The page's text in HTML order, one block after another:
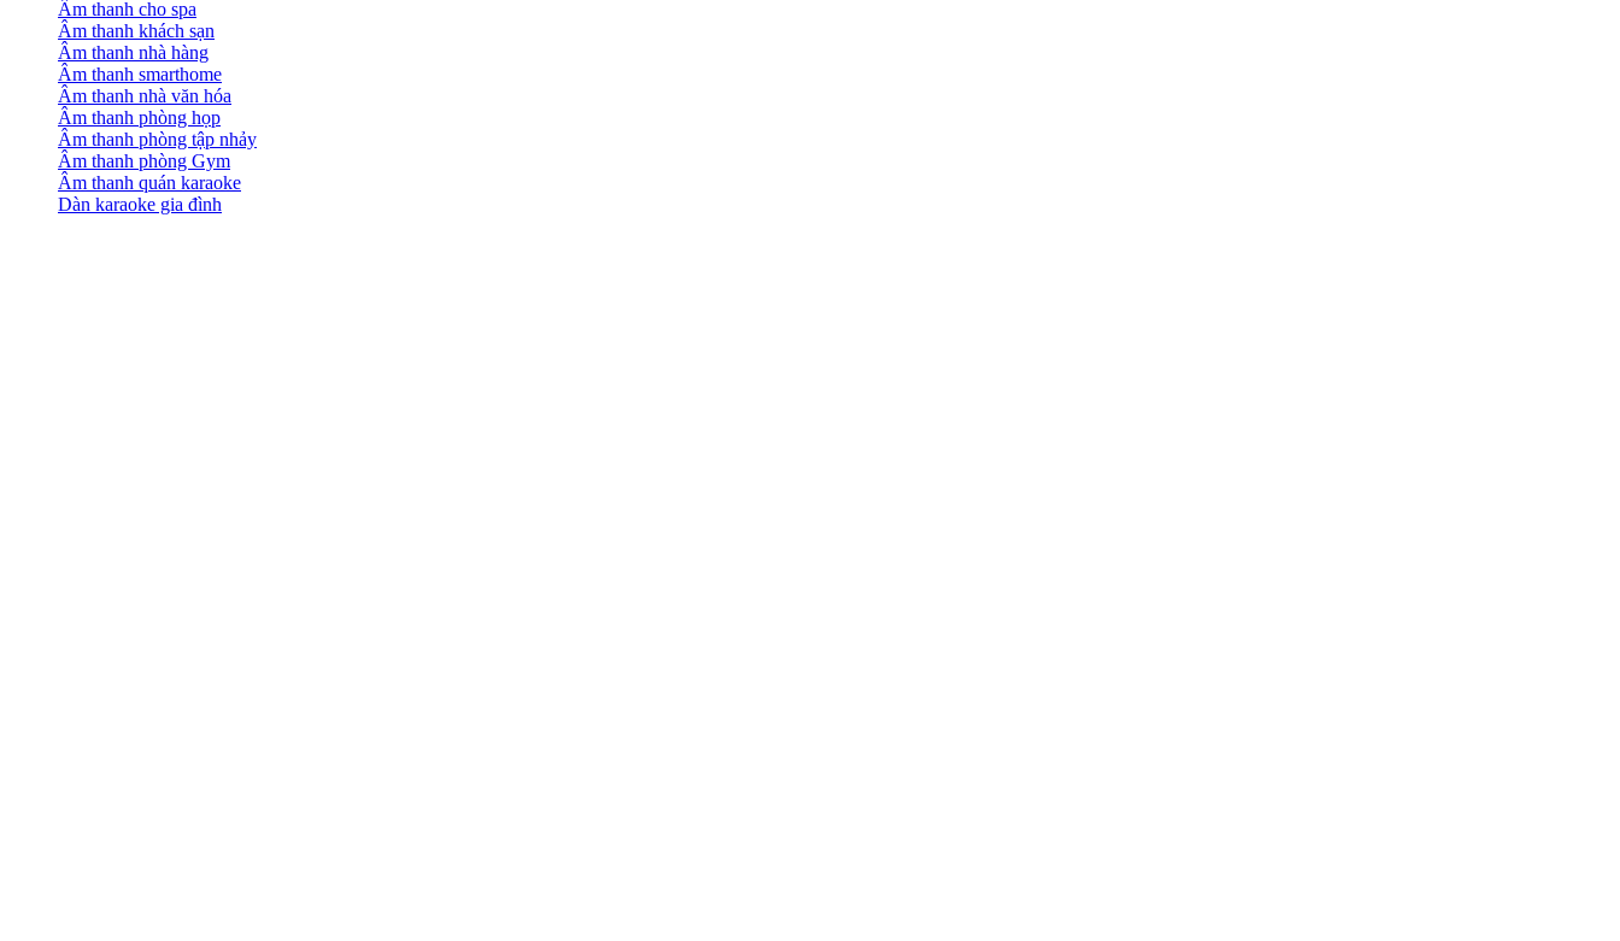
Âm thanh cho spa
Âm thanh khách sạn
Âm thanh nhà hàng
Âm thanh smarthome
Âm thanh nhà văn hóa
Âm thanh phòng họp
Âm thanh phòng tập nhảy
Âm thanh phòng Gym
Âm thanh quán karaoke
Dàn karaoke gia đình